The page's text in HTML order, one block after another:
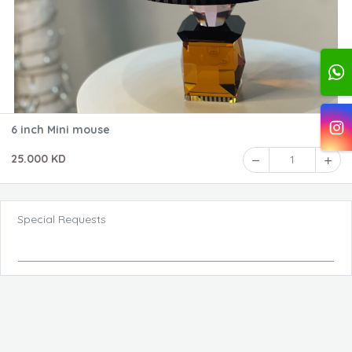
6 inch Mini mouse
25.000 KD 1
Special Requests